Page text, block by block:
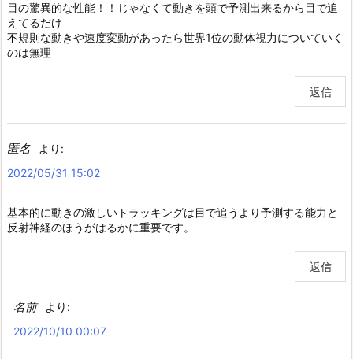
目の驚異的な性能！！じゃなくて動きを頭で予測出来るから目で追
えてるだけ
不規則な動きや速度変動があったら世界1位の動体視力についていく
のは無理
返信
匿名
より:
2022/05/31 15:02
基本的に動きの激しいトラッキングは目で追うより予測する能力と
反射神経のほうがはるかに重要です。
返信
名前
より:
2022/10/10 00:07